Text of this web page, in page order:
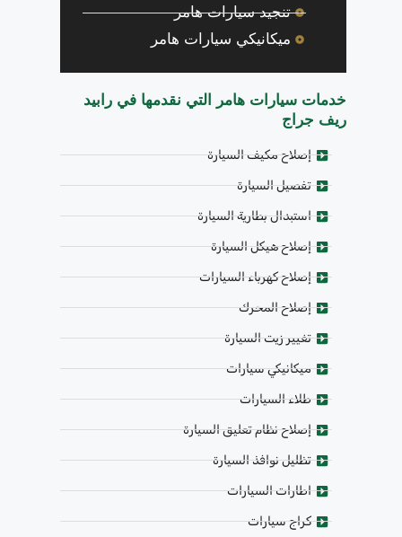
تنجيد سيارات هامر
ميكانيكي سيارات هامر
خدمات سيارات هامر التي نقدمها في رابيد
ريف جراج
إصلاح مكيف السيارة
تفصيل السيارة
استبدال بطارية السيارة
إصلاح هيكل السيارة
إصلاح كهرباء السيارات
إصلاح المحرك
تغيير زيت السيارة
ميكانيكي سيارات
طلاء السيارات
إصلاح نظام تعليق السيارة
تظليل نوافذ السيارة
اطارات السيارات
كراج سيارات